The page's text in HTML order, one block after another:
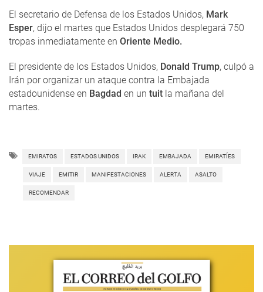
El secretario de Defensa de los Estados Unidos, Mark
Esper, dijo el martes que Estados Unidos desplegará 750
tropas inmediatamente en Oriente Medio.
El presidente de los Estados Unidos, Donald Trump, culpó a
Irán por organizar un ataque contra la Embajada
estadounidense en Bagdad en un tuit la mañana del
martes.
EMIRATOS ESTADOS UNIDOS IRAK EMBAJADA EMIRATÍES
VIAJE EMITIR MANIFESTACIONES ALERTA ASALTO
RECOMENDAR